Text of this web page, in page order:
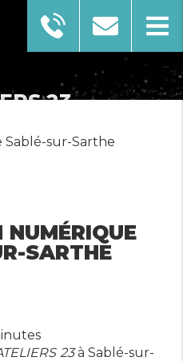
23
publicité
PLUS
sur-Sarthe
NUMÉRIQUE
SARTHE
23à Sablé-sur-